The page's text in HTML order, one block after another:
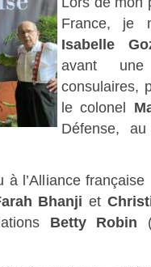
France, je
Isabelle
avant
consulaires,
le colonel
Défense,
à l’Alliance
Bhanji et
Betty Robin